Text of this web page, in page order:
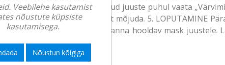
minutit. (Keemiliselt töödeldud juuste puhul vaata
4. LASE ainult 5 minutit mõjuda. 5. LOPUTAMINE
6. JÄRELHOOLDUS Kanna hooldav mask juustele.
Veebilehe kasutamist
nõustute küpsiste
kasutamisega.
Nõustun kõigiga